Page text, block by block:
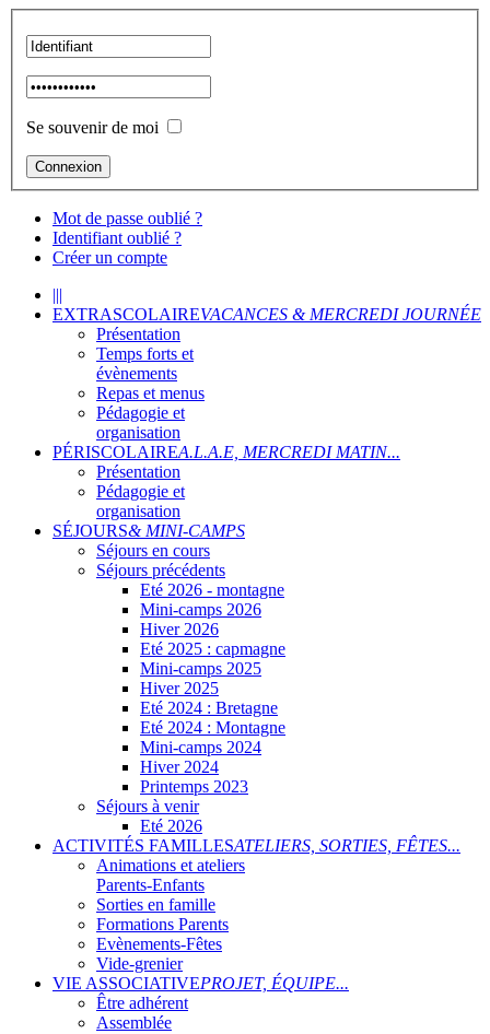
Se souvenir de moi
Mot de passe oublié ?
Identifiant oublié ?
Créer un compte
|||
EXTRASCOLAIREVACANCES & MERCREDI JOURNÉE
Présentation
Temps forts et
évènements
Repas et menus
Pédagogie et
organisation
PÉRISCOLAIREA.L.A.E, MERCREDI MATIN...
Présentation
Pédagogie et
organisation
SÉJOURS& MINI-CAMPS
Séjours en cours
Séjours précédents
Eté 2026 - montagne
Mini-camps 2026
Hiver 2026
Eté 2025 : capmagne
Mini-camps 2025
Hiver 2025
Eté 2024 : Bretagne
Eté 2024 : Montagne
Mini-camps 2024
Hiver 2024
Printemps 2023
Séjours à venir
Eté 2026
ACTIVITÉS FAMILLESATELIERS, SORTIES, FÊTES...
Animations et ateliers
Parents-Enfants
Sorties en famille
Formations Parents
Evènements-Fêtes
Vide-grenier
VIE ASSOCIATIVEPROJET, ÉQUIPE...
Être adhérent
Assemblée